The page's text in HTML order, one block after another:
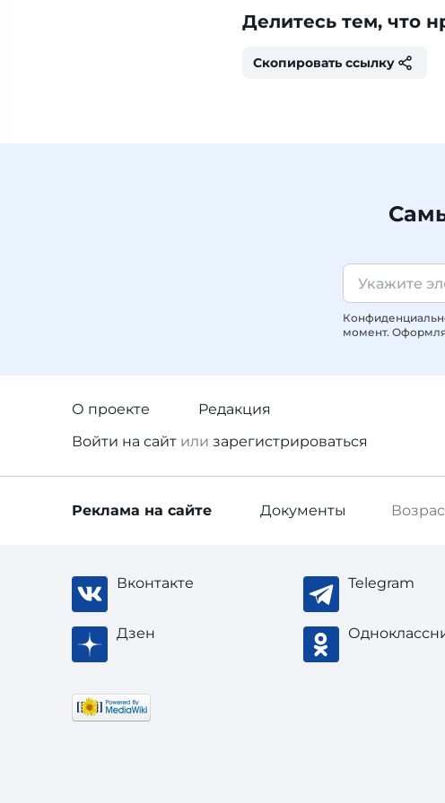
Делитесь тем, что
Скопировать ссылку
момент.
О проекте
Редакция
Войти на сайт или зарегистрироваться
Реклама на сайте Документы
Вконтакте Telegram
Дзен